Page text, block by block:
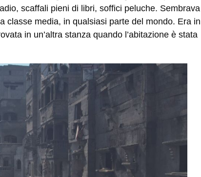
scaffali pieni di libri, soffici peluche. Sembrava
classe media, in qualsiasi parte del mondo. Era in
in un’altra stanza quando l’abitazione è stata